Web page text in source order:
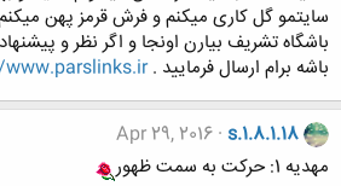
سایتمو گل کاری میکنم و فرش قرمز پهن
باشگاه تشریف بیارن اونجا و اگر نظر و
باشه برام ارسال فرمایید .
s.1.8.1.18
Apr 29, 2016
مهدیه 1: حرکت به سمت ظهور